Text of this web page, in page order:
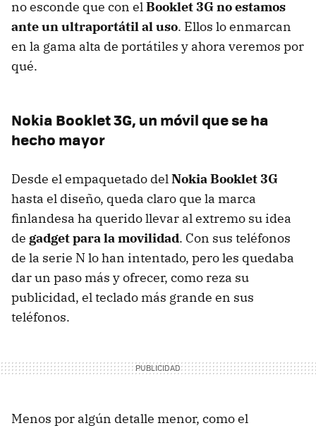
no esconde que con elBooklet 3Gno estamos
ante un ultraportátil al uso. Ellos lo enmarcan
en la gama alta de portátiles y ahora veremos por
qué.
Nokia Booklet 3G, un móvil que se ha
hecho mayor
Desde el empaquetado delNokia Booklet 3G
hasta el diseño, queda claro que la marca
finlandesa ha querido llevar al extremo su idea
de gadget para la movilidad. Con sus teléfonos
de la serie N lo han intentado, pero les quedaba
dar un paso más y ofrecer, como reza su
publicidad, el teclado más grande en sus
teléfonos.
Menos por algún detalle menor, como el